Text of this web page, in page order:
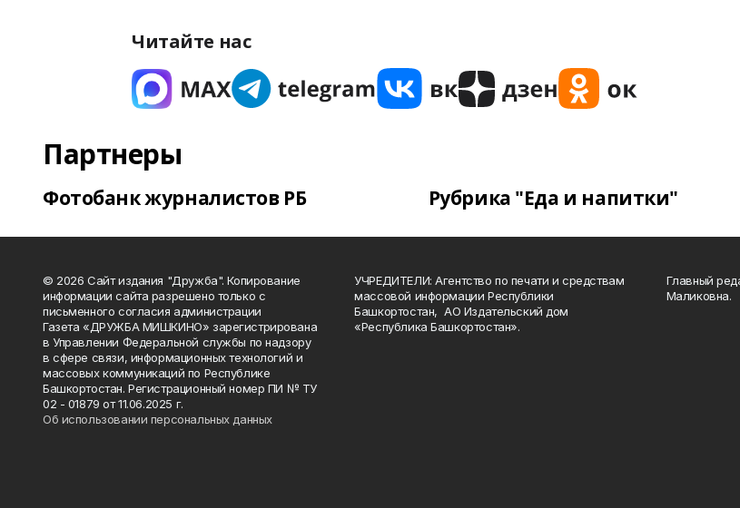
Читайте нас
Партнеры
Фотобанк журналистов РБ Рубрика "Еда и напитки"
© 2026 Сайт издания "Дружба". Копирование
информации сайта разрешено только с
письменного согласия администрации
Газета «ДРУЖБА МИШКИНО» зарегистрирована
в Управлении Федеральной службы по надзору
в сфере связи, информационных технологий и
массовых коммуникаций по Республике
Башкортостан. Регистрационный номер ПИ № ТУ
02 - 01879 от 11.06.2025 г.
Об использовании персональных данных
УЧРЕДИТЕЛИ: Агентство по печати и средствам
массовой информации Республики
Башкортостан, АО Издательский дом
«Республика Башкортостан».
Главный
Маликовна.